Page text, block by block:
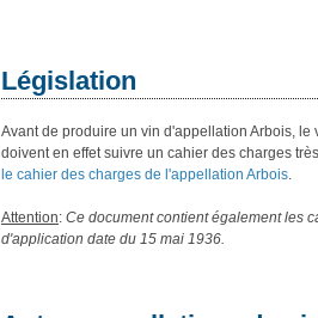
Législation
Avant de produire un vin d'appellation Arbois,
doivent en effet suivre un cahier des charges
le cahier des charges de l'appellation Arbois.
Attention: Ce document contient également les
d'application date du 15 mai 1936.